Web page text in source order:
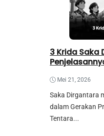
3 Krida Saka
Mei 21, 2026
Saka Dirgantara
dalam Gerakan
Tentara...